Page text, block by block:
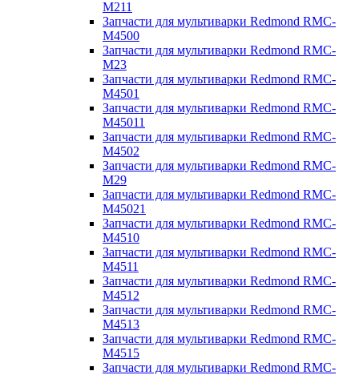
M211
Запчасти для мультиварки Redmond RMC-
M4500
Запчасти для мультиварки Redmond RMC-
M23
Запчасти для мультиварки Redmond RMC-
M4501
Запчасти для мультиварки Redmond RMC-
M45011
Запчасти для мультиварки Redmond RMC-
M4502
Запчасти для мультиварки Redmond RMC-
M29
Запчасти для мультиварки Redmond RMC-
M45021
Запчасти для мультиварки Redmond RMC-
M4510
Запчасти для мультиварки Redmond RMC-
M4511
Запчасти для мультиварки Redmond RMC-
M4512
Запчасти для мультиварки Redmond RMC-
M4513
Запчасти для мультиварки Redmond RMC-
M4515
Запчасти для мультиварки Redmond RMC-